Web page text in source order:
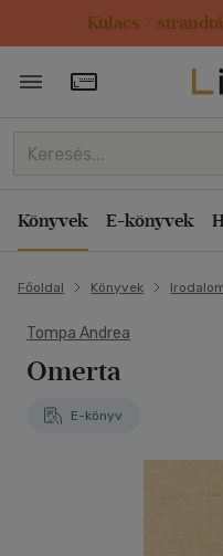
Kulacs /
Törzsvásárlói
Könyvek E-könyvek
Főoldal Könyvek
Tompa Andrea
Omerta
E-könyv